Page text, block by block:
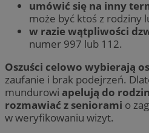
umówić się na inny
może być ktoś z rodziny
w razie wątpliwości
numer 997 lub 112.
Oszuści celowo wybierają
zaufanie i brak podejrzeń.
mundurowi apelują do
rozmawiać z seniorami o
w weryfikowaniu wizyt.